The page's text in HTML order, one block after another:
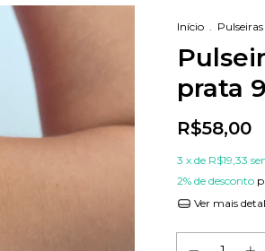
Início . Pulseiras
prata
R$58,00
3 x de R$19,33
2% de desconto
Ver mais